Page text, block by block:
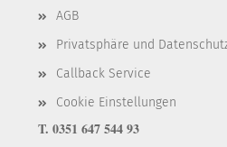
AGB
Privatsphäre und
Callback Service
Cookie Einstellungen
T. 0351 647 544 93